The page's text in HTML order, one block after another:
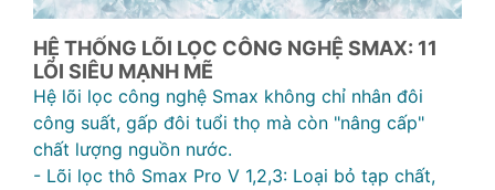
HỆ THỐNG LÕI LỌC CÔNG NGHỆ SMAX: 11
LÕI SIÊU MẠNH MẼ
Hệ lõi lọc công nghệ Smax không chỉ nhân đôi
công suất, gấp đôi tuổi thọ mà còn "nâng cấp"
chất lượng nguồn nước.
- Lõi lọc thô Smax Pro V 1,2,3: Loại bỏ tạp chất,